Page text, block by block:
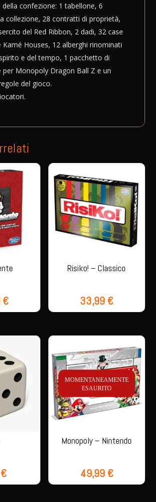
confezione: 1 tabellone, 6
collezione, 28 contratti di proprietà,
del Red Ribbon, 2 dadi, 32 case
Kamé Houses, 12 alberghi rinominati
e del tempo, 1 pacchetto di
per Monopoly Dragon Ball Z e un
del gioco.
€
Risiko! – Classico
33,99 €
€
MOMENTANEAMENTE
ESAURITO
Monopoly – Nintendo
49,99 €